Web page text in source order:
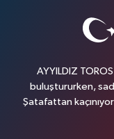
AYYILDIZ
buluştururken,
Şatafattan